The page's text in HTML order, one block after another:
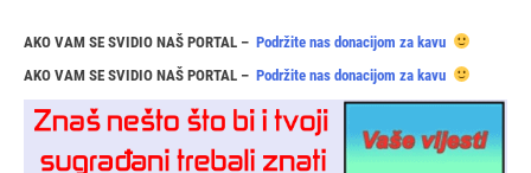
AKO VAM SE SVIDIO NAŠ PORTAL – Podržite nas donacijom za kavu
AKO VAM SE SVIDIO NAŠ PORTAL – Podržite nas donacijom za kavu